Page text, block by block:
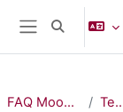
Passer au contenu
Panneau latéral
Activer/
FAQ Moodle